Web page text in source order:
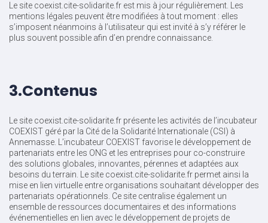
Le site coexist.cite-solidarite.fr est mis à jour régulièrement. Les
mentions légales peuvent être modifiées à tout moment : elles
s’imposent néanmoins à l’utilisateur qui est invité à s’y référer le
plus souvent possible afin d’en prendre connaissance.
3.Contenus
Le site coexist.cite-solidarite.fr présente les activités de l’incubateur
COEXIST géré par la Cité de la Solidarité Internationale (CSI) à
Annemasse. L’incubateur COEXIST favorise le développement de
partenariats entre les ONG et les entreprises pour co-construire
des solutions globales, innovantes, pérennes et adaptées aux
besoins du terrain. Le site coexist.cite-solidarite.fr permet ainsi la
mise en lien virtuelle entre organisations souhaitant développer des
partenariats opérationnels. Ce site centralise également un
ensemble de ressources documentaires et des informations
événementielles en lien avec le développement de projets de